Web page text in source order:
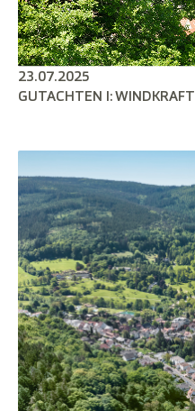
23.07.2025
GUTACHTEN I: